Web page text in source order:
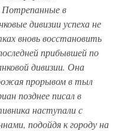
в
дивизии успеха не
вновь восстановить
прибывшей по
дивизии. Она
прорывом в тыл
позднее писал в
наступали с
подойдя к городу на